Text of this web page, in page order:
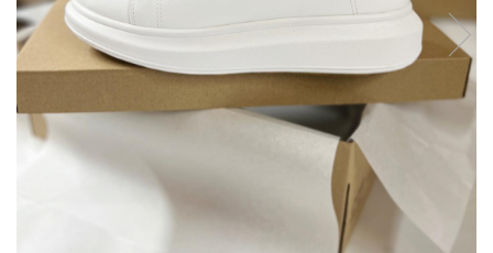
Posete
Rucsac
Saculet
Borsete
Mov
Visiniu
Maro
Albastru